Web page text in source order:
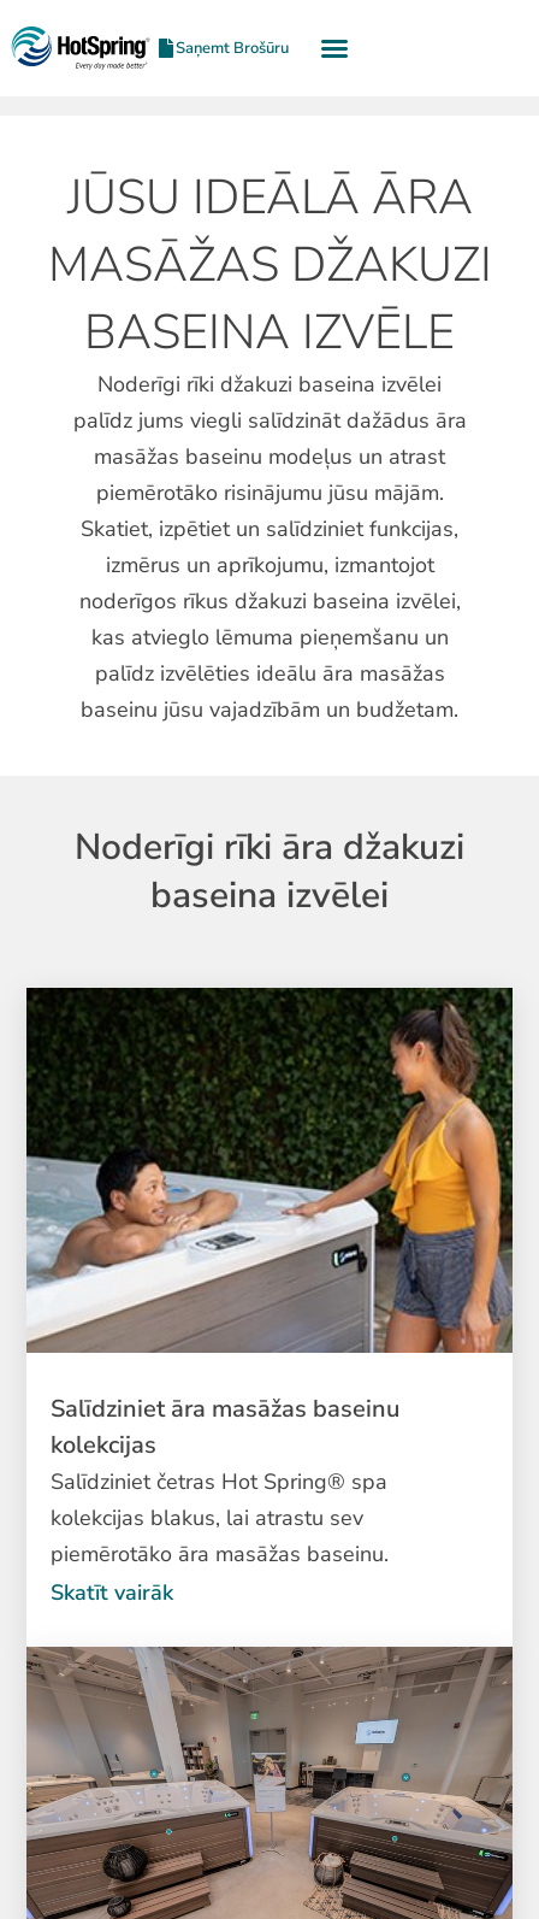
Saņemt Brošūru
JŪSU IDEĀLĀ ĀRA
MASĀŽAS DŽAKUZI
BASEINA IZVĒLE
Noderīgi rīki džakuzi baseina izvēlei
palīdz jums viegli salīdzināt dažādus āra
masāžas baseinu modeļus un atrast
piemērotāko risinājumu jūsu mājām.
Skatiet, izpētiet un salīdziniet funkcijas,
izmērus un aprīkojumu, izmantojot
noderīgos rīkus džakuzi baseina izvēlei,
kas atvieglo lēmuma pieņemšanu un
palīdz izvēlēties ideālu āra masāžas
baseinu jūsu vajadzībām un budžetam.
Noderīgi rīki āra džakuzi
baseina izvēlei
Salīdziniet āra masāžas baseinu
kolekcijas
Salīdziniet četras Hot Spring® spa
kolekcijas blakus, lai atrastu sev
piemērotāko āra masāžas baseinu.
Skatīt vairāk